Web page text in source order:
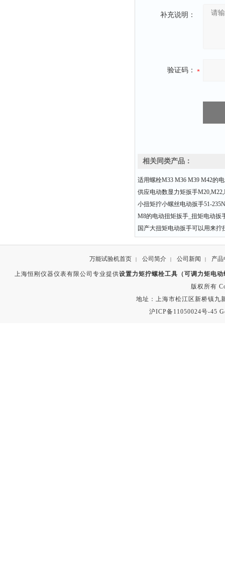
补充说明：
验证码：
相关同类产品：
适用螺栓M33 M36 M39 M42的
供应电动数显力矩扳手
小扭矩拧小螺丝电动扳手51-
M8的电动扭矩扳手_扭矩电动扳
国产大扭矩电动扳手可以用来拧
万能试验机首页 | 公司简介 | 公司新闻 | 产品
上海恒刚仪器仪表有限公司专业提供设置力矩拧螺栓工具（可调力矩电
版权所有
地址：上海市松江区新桥镇九
沪ICP备11050024号-45